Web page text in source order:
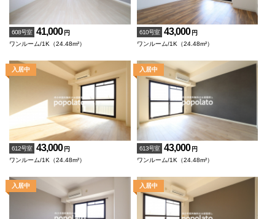
608号室 41,000 円
ワンルーム/1K（24.48m²）
610号室 43,000 円
ワンルーム/1K（24.48m²）
612号室 43,000 円
ワンルーム/1K（24.48m²）
613号室 43,000 円
ワンルーム/1K（24.48m²）